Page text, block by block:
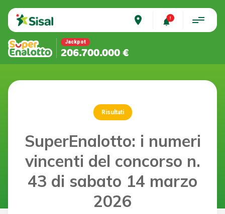
place
Jackpot
206.700.000 €
Risultati
SuperEnalotto: i numeri
vincenti del concorso n.
43 di sabato 14 marzo
2026